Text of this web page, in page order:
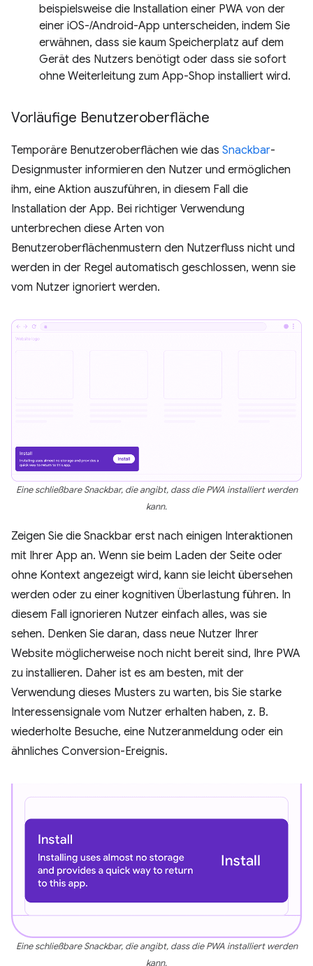
beispielsweise die Installation einer PWA von der
einer iOS-/Android-App unterscheiden, indem Sie
erwähnen, dass sie kaum Speicherplatz auf dem
Gerät des Nutzers benötigt oder dass sie sofort
ohne Weiterleitung zum App-Shop installiert wird.
Vorläufige Benutzeroberfläche
Temporäre Benutzeroberflächen wie das Snackbar-
Designmuster informieren den Nutzer und ermöglichen
ihm, eine Aktion auszuführen, in diesem Fall die
Installation der App. Bei richtiger Verwendung
unterbrechen diese Arten von
Benutzeroberflächenmustern den Nutzerfluss nicht und
werden in der Regel automatisch geschlossen, wenn sie
vom Nutzer ignoriert werden.
Eine schließbare Snackbar, die angibt, dass die PWA installiert werden
kann.
Zeigen Sie die Snackbar erst nach einigen Interaktionen
mit Ihrer App an. Wenn sie beim Laden der Seite oder
ohne Kontext angezeigt wird, kann sie leicht übersehen
werden oder zu einer kognitiven Überlastung führen. In
diesem Fall ignorieren Nutzer einfach alles, was sie
sehen. Denken Sie daran, dass neue Nutzer Ihrer
Website möglicherweise noch nicht bereit sind, Ihre PWA
zu installieren. Daher ist es am besten, mit der
Verwendung dieses Musters zu warten, bis Sie starke
Interessensignale vom Nutzer erhalten haben, z. B.
wiederholte Besuche, eine Nutzeranmeldung oder ein
ähnliches Conversion-Ereignis.
Eine schließbare Snackbar, die angibt, dass die PWA installiert werden
kann.